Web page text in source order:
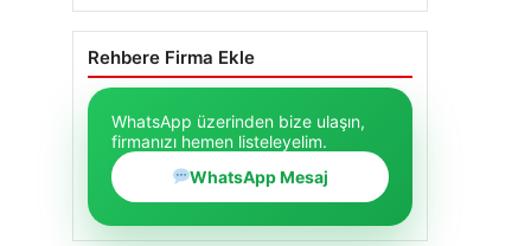
Rehbere Firma Ekle
WhatsApp üzerinden bize ulaşın,
firmanızı hemen listeleyelim.
WhatsApp Mesaj